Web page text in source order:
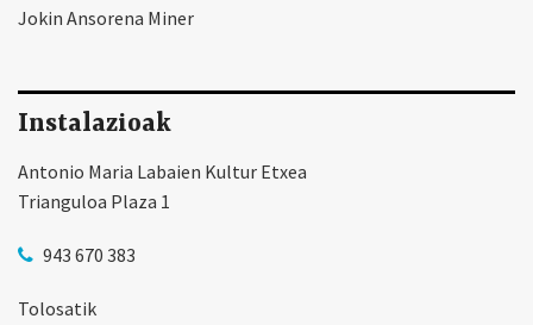
Jokin Ansorena Miner
Instalazioak
Antonio Maria Labaien Kultur Etxea
Trianguloa Plaza 1
943 670 383
Tolosatik